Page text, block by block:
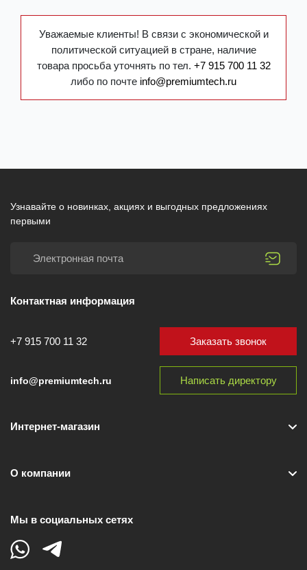
Уважаемые клиенты! В связи с экономической и
политической ситуацией в стране, наличие
товара просьба уточнять по тел. +7 915 700 11 32
либо по почте info@premiumtech.ru
Узнавайте о новинках, акциях и выгодных предложениях
первыми
Контактная информация
+7 915 700 11 32
info@premiumtech.ru
Заказать звонок
Написать директору
Интернет-магазин
О компании
Мы в социальных сетях